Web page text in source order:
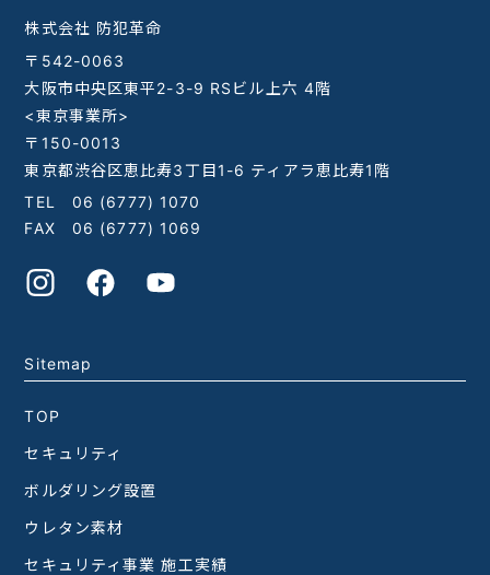
株式会社 防犯革命
〒542-0063
大阪市中央区東平2-3-9 RSビル上六 4階
<東京事業所>
〒150-0013
東京都渋谷区恵比寿3丁目1-6 ティアラ恵比寿1階
TEL 06 (6777) 1070
FAX 06 (6777) 1069
Sitemap
TOP
セキュリティ
ボルダリング設置
ウレタン素材
セキュリティ事業 施工実績